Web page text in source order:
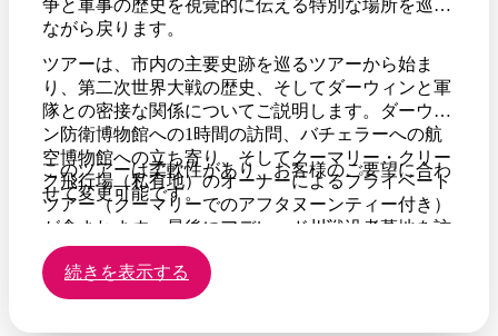
争と軍事の歴史を視覚的に伝える特別な場所を巡り
ながら戻ります。
ツアーは、市内の主要史跡を巡るツアーから始ま
り、第二次世界大戦の歴史、そしてダーウィンと軍
隊との密接な関係についてご説明します。ダーウィ
ン防衛博物館への1時間の訪問、バチェラーへの航
空博物館への立ち寄り、そしてクーマリー・クリー
ク飛行場（私有地）のオーナーによるプライベート
ツアー（クーマリーでのアフタヌーンティー付き）
が含まれます。最後にアデレード川戦没者墓地を訪
れ、ダーウィンに戻ります。
このツアーは柔軟性があり、お客様のご要望に合わ
せて変更可能です。
続きを表示する